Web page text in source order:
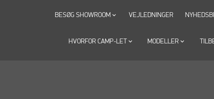
HVORFOR CAMP-LETkeyboard_arrow_down MODELLER keyboard_arrow_down
BESØG SHOWROOM keyboard_arrow_down VEJLEDNINGER